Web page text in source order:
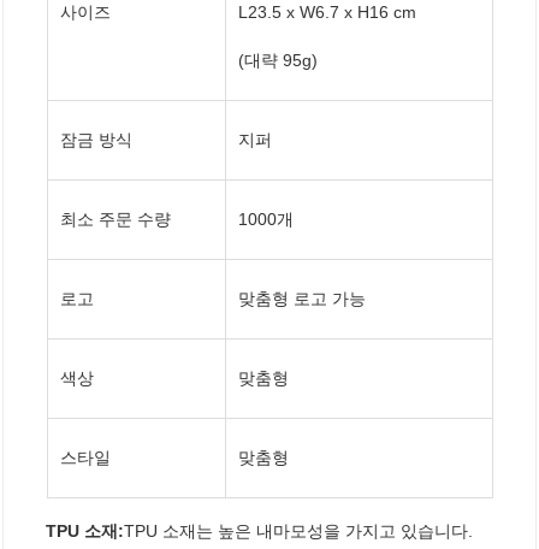
사이즈 L23.5 x W6.7 x H16 cm
(대략 95g)
잠금 방식 지퍼
최소 주문 수량 1000개
로고 맞춤형 로고 가능
색상 맞춤형
스타일 맞춤형
TPU 소재:TPU 소재는 높은 내마모성을 가지고 있습니다.